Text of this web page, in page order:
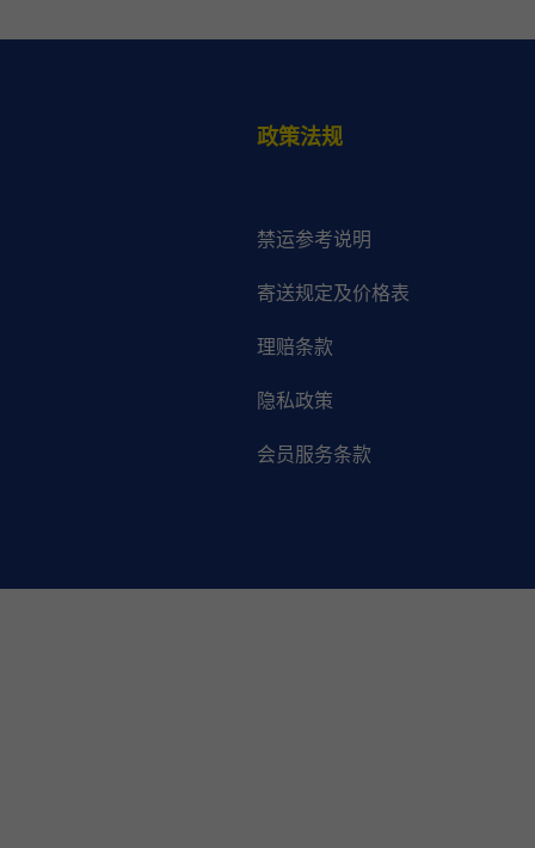
政策法规
禁运参考说明
寄送规定及价格表
理赔条款
隐私政策
会员服务条款